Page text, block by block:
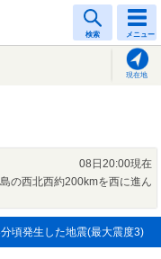
検索 メニュー
現在地
08日20:00現在
の西北西約200kmを西に進ん
頃発生した地震(最大震度3)